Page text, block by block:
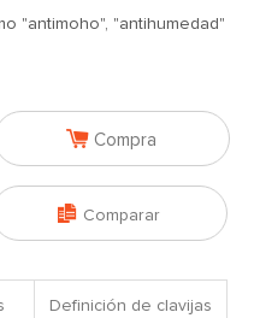
"antimoho", "antihumedad"
 Compra
 Comparar
Definición de clavijas